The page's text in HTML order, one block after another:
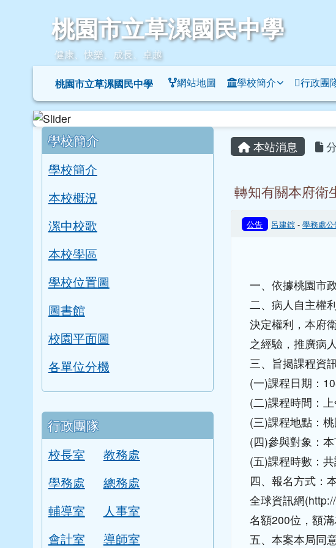
桃園市立草漯國民中學
桃園市立草漯國民中學
健康、快樂、成長、卓越
導覽列桃園市立草漯國民中學 網站地圖 學校簡介 行政團
左邊區域內容
學校簡介
學校簡介
本校概況
漯中校歌
本校學區
學校位置圖
圖書館
校園平面圖
各單位分機
行政團隊
校長室
教務處
學務處
總務處
輔導室
人事室
會計室
導師室
主內容區域
本站消息
轉知有關本府衛
公告 呂建錝 -學務處
一、依據桃園市
二、病人自主權
決定權利，本府
之經驗，推廣病
三、旨揭課程資
(一)課程日期：
(二)課程時間：上
(三)課程地點：
(四)參與對象：
(五)課程時數：
四、報名方式：
全球資訊網
名額200位，額滿
五、本案本局同
頁尾區域